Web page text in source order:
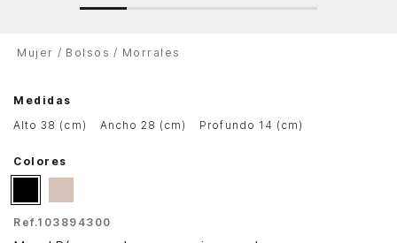
Mujer Bolsos Morrales
Medidas
alto 38 (cm)
ancho 28 (cm) profundo 14 (cm)
Colores
Ref.103894300